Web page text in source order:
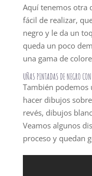
Aquí tenemos otra
fácil de realizar,
negro y le da un
queda un poco
una gama de
UÑAS PINTADAS DE NEGRO
También podemos
hacer dibujos
revés, dibujos
Veamos algunos
proceso y quedan